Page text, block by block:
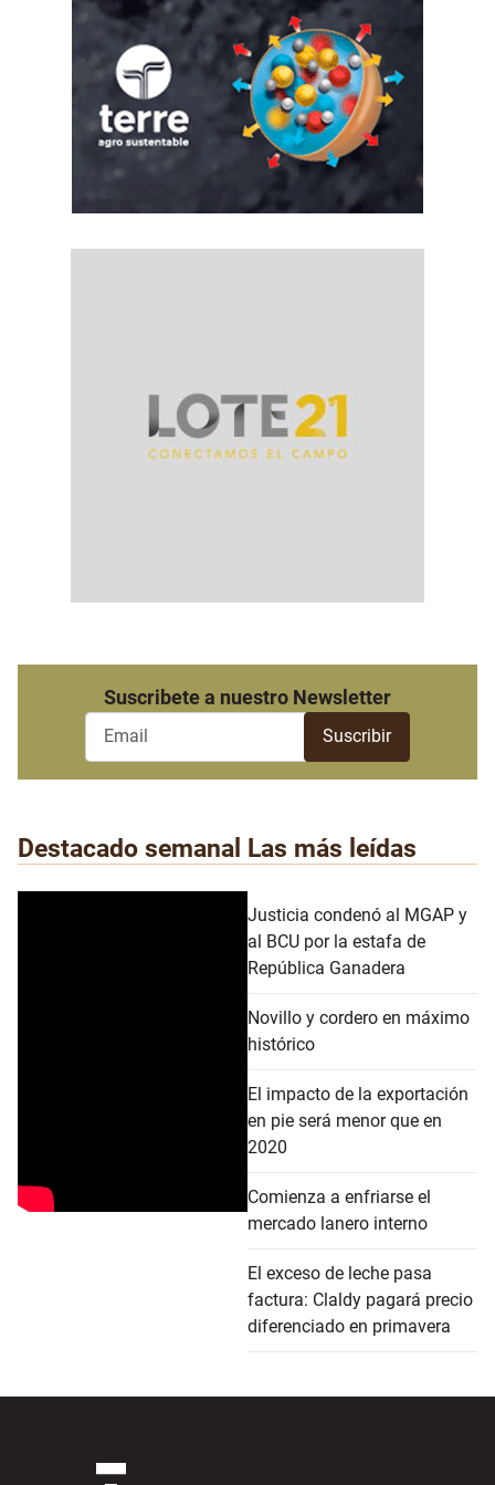
Suscribete a nuestro Newsletter
Destacado semanal Las más leídas
Justicia condenó al MGAP y
al BCU por la estafa de
República Ganadera
Novillo y cordero en máximo
histórico
El impacto de la exportación
en pie será menor que en
2020
Comienza a enfriarse el
mercado lanero interno
El exceso de leche pasa
factura: Claldy pagará precio
diferenciado en primavera